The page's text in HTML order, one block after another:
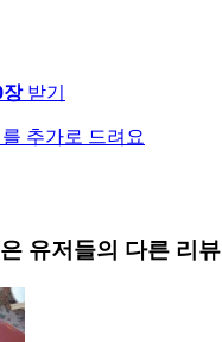
장 받기
를 추가로 드려요
유저들의 다른 리뷰